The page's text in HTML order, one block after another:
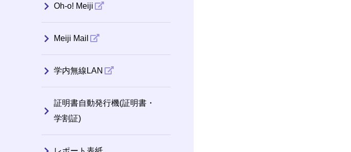
Oh-o! Meiji
Meiji Mail
学内無線LAN
証明書自動発行機(証明書・
学割証)